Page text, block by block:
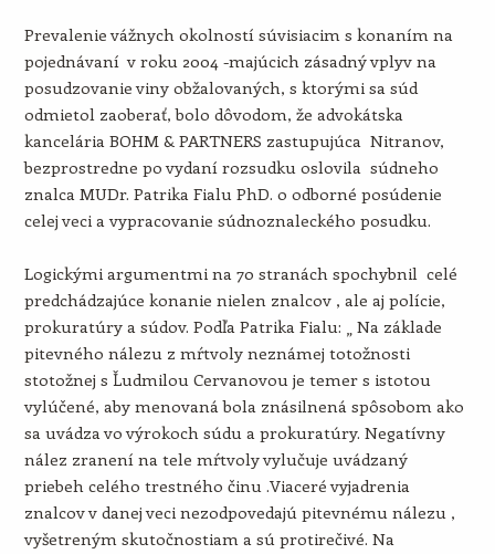
Prevalenie vážnych okolností súvisiacim s konaním na
pojednávaní v roku 2004 -majúcich zásadný vplyv na
posudzovanie viny obžalovaných, s ktorými sa súd
odmietol zaoberať, bolo dôvodom, že advokátska
kancelária BOHM & PARTNERS zastupujúca Nitranov,
bezprostredne po vydaní rozsudku oslovila súdneho
znalca MUDr. Patrika Fialu PhD. o odborné posúdenie
celej veci a vypracovanie súdnoznaleckého posudku.
Logickými argumentmi na 70 stranách spochybnil celé
predchádzajúce konanie nielen znalcov , ale aj polície,
prokuratúry a súdov. Podľa Patrika Fialu: „ Na základe
pitevného nálezu z mŕtvoly neznámej totožnosti
stotožnej s Ľudmilou Cervanovou je temer s istotou
vylúčené, aby menovaná bola znásilnená spôsobom ako
sa uvádza vo výrokoch súdu a prokuratúry. Negatívny
nález zranení na tele mŕtvoly vylučuje uvádzaný
priebeh celého trestného činu .Viaceré vyjadrenia
znalcov v danej veci nezodpovedajú pitevnému nálezu ,
vyšetreným skutočnostiam a sú protirečivé. Na